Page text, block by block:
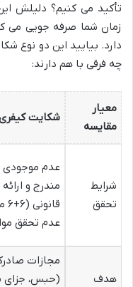
تأکید می کنیم؟ دلیلش
زمان شما صرفه جویی می
دارد. بیایید این دو نوع
چه فرقی با هم دارند:
معیار
مقایسه
شکایت
شرایط
تحقق
عدم موجودی
مندرج و
عدم تحقق
هدف
مجازات
(حبس، جزای